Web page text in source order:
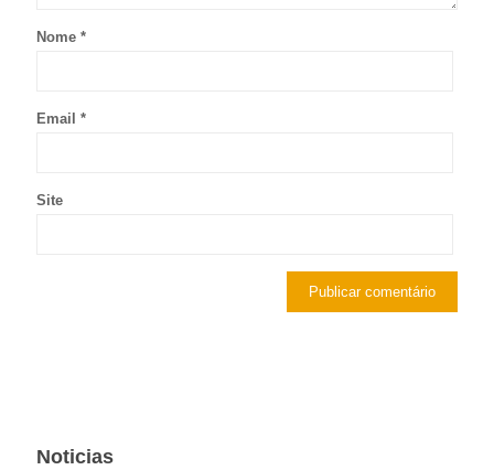
Nome *
Email *
Site
Noticias